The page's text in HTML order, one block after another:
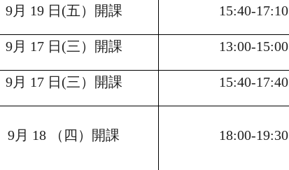
9月 19 日(五）開課 15:40-17:10
9月 17 日(三）開課 13:00-15:00
9月 17 日(三）開課 15:40-17:40
9月 18 （四）開課 18:00-19:30